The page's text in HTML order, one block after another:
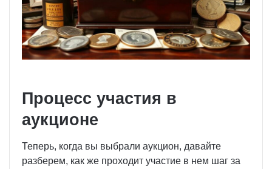
Процесс участия в
аукционе
Теперь, когда вы выбрали аукцион, давайте
разберем, как же проходит участие в нем шаг за